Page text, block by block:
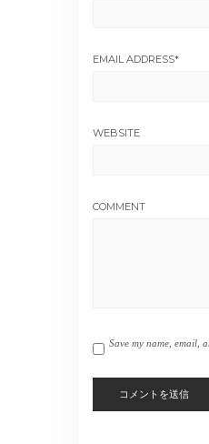
EMAIL ADDRESS*
WEBSITE
COMMENT
Save my name, email,